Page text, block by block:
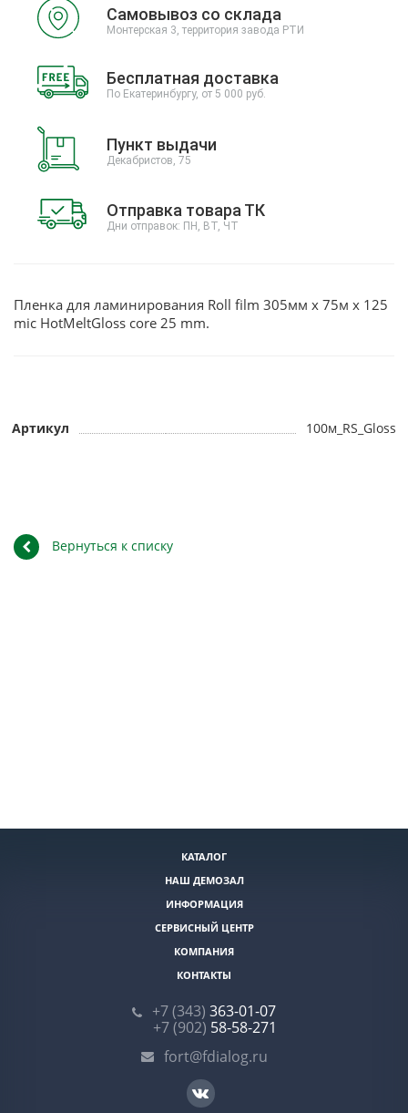
Самовывоз со склада
Монтерская 3, территория завода РТИ
Бесплатная доставка
По Екатеринбургу, от 5 000 руб.
Пункт выдачи
Декабристов, 75
Отправка товара ТК
Дни отправок: ПН, ВТ, ЧТ
Пленка для ламинирования Roll film 305мм х 75м х 125
mic HotMeltGloss core 25 mm.
Артикул 100м_RS_Gloss
Вернуться к списку
КАТАЛОГ
НАШ ДЕМОЗАЛ
ИНФОРМАЦИЯ
СЕРВИСНЫЙ ЦЕНТР
КОМПАНИЯ
КОНТАКТЫ
+7 (343) 363-01-07
+7 (902) 58-58-271
fort@fdialog.ru